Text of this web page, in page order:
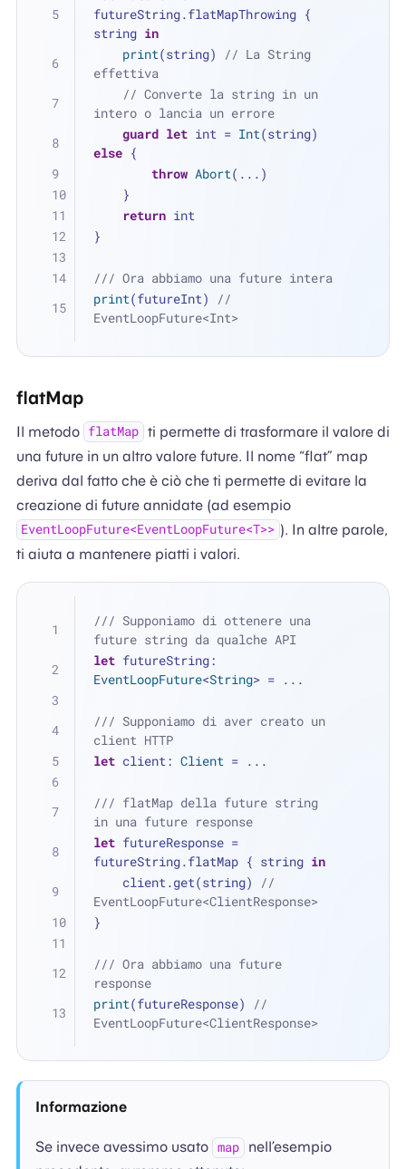
futureString.flatMapThrowing {
string in
print(string) // La String
effettiva
// Converte la string in un
intero o lancia un errore
guard let int = Int
else {
throw Abort( ... )
    }
return int
}
/// Ora abbiamo una future intera
print(futureInt) //
EventLoopFuture<Int>
flatMap
Il metodo flatMap ti permette di trasformare il valore di
una future in un altro valore future. Il nome “flat” map
deriva dal fatto che è ciò che ti permette di evitare la
creazione di future annidate (ad esempio
EventLoopFuture<EventLoopFuture<T>> ). In altre parole,
ti aiuta a mantenere piatti i valori.
/// Supponiamo di ottenere una
future string da qualche API
let
EventLoopFuture<String> = ...
/// Supponiamo di aver creato un
client HTTP
let client: Client = ...
/// flatMap della future string
in una future response
let futureResponse =
futureString.flatMap { string in
    client.get(string)
//
EventLoopFuture<ClientResponse>
}
/// Ora abbiamo una future
response
print(futureResponse) //
EventLoopFuture<ClientResponse>
Informazione
Se invece avessimo usato map
nell’esempio